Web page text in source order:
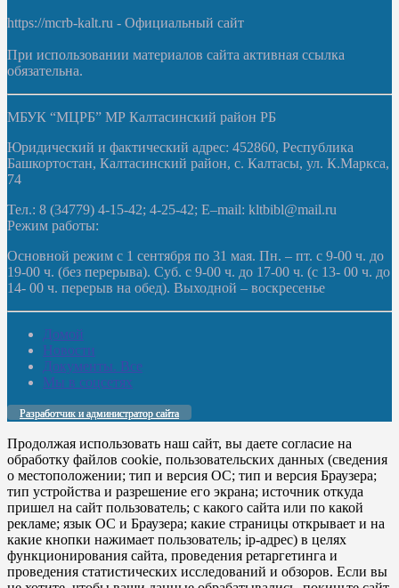
https://mcrb-kalt.ru - Официальный сайт
При использовании материалов сайта активная ссылка
обязательна.
МБУК “МЦРБ” МР Калтасинский район РБ
Юридический и фактический адрес: 452860, Республика
Башкортостан, Калтасинский район, с. Калтасы, ул. К.Маркса,
74
Тел.: 8 (34779) 4-15-42; 4-25-42; E–mail: kltbibl@mail.ru
Режим работы:
Основной режим с 1 сентября по 31 мая. Пн. – пт. с 9-00 ч. до
19-00 ч. (без перерыва). Суб. с 9-00 ч. до 17-00 ч. (с 13- 00 ч. до
14- 00 ч. перерыв на обед). Выходной – воскресенье
Домой
Новости
Документы. Все
Мы в соцсетях
Разработчик и администратор сайта
Продолжая использовать наш сайт, вы даете согласие на
обработку файлов cookie, пользовательских данных (сведения
о местоположении; тип и версия ОС; тип и версия Браузера;
тип устройства и разрешение его экрана; источник откуда
пришел на сайт пользователь; с какого сайта или по какой
рекламе; язык ОС и Браузера; какие страницы открывает и на
какие кнопки нажимает пользователь; ip-адрес) в целях
функционирования сайта, проведения ретаргетинга и
проведения статистических исследований и обзоров. Если вы